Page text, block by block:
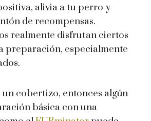
alivia a tu perro y
de recompensas.
realmente disfrutan ciertos
preparación, especialmente
un cobertizo, entonces algún
básica con una